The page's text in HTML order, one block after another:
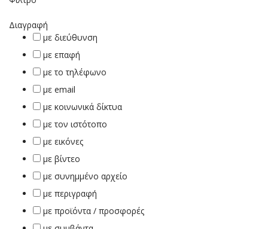
Διαγραφή
με διεύθυνση
με επαφή
με το τηλέφωνο
με email
με κοινωνικά δίκτυα
με τον ιστότοπο
με εικόνες
με βίντεο
με συνημμένο αρχείο
με περιγραφή
με προϊόντα / προσφορές